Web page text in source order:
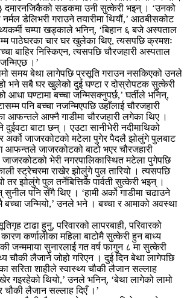
दमारनजिकैको सडकमा उनी सुत्केरी भइन् । ‘उनको
नर्मल डेलिभरी गराउने तयारीमा थियौं,’ आठबीसकोट
चम्पा खड्काले भनिन्, ‘बिहान ६ बजे अस्पताल
पाठेघरका चार घर खुलेका थिए, त्यसपछि क्रमशः
बाहिर निस्किएन, त्यसपछि चौरजहारी अस्पताल
।’
समय बेथा लागेपछि प्रसूति गराउन नसकिएको उनले
भने सबै घर खुलेको दुई घण्टा र दोस्रोपटक सुत्केरी
घण्टामा बच्चा जन्मिसक्नुपर्छ,’ घर्तीले भनिन्,
पनि बच्चा नजन्मिएपछि उहाँलाई चौरजहारी
आफन्तले आफ्नै गाडीमा चौरजहारी लगेका थिए ।
दुईवटा बाटा छन् । एउटा सानीभेरी नदीमाथिको
अर्को जाजरकोटको मटेला पुगेर पैदलै झोलुंगे पुलबाट
आफन्तले जाजरकोटको बाटो भएर चौरजहारी
भेरी नगरपालिकास्थित मटेला पुगेपछि
स्ट्रेचरमा राखेर झोलुंगे पुल तारियो । त्यसपछि
तर झोलुंगे पुल तर्नेबित्तिकै पार्वती सुत्केरी भइन् ।
सुनील पनि सँगै थिए । ‘हामी अर्को गाडीमा चढाउने
बच्चा जन्मियो,’ उनले भने । बच्चा र आमाको अवस्था
टाढा हुनु, परिवारको लापरबाही, परिवारको
कर्णालीका महिला बाटोमै सुत्केरी हुन बाध्य
जन्ममाया सुनारलाई गत वर्ष फागुन ८ मा सुत्केरी
चौकी लैजाने जोहो गरिएन । दुई दिन बेथा लागेपछि
सरिता शाहीले स्वास्थ्य चौकी लैजान सल्लाह
गइरहेको थियो,’ उनले भनिन्, ‘बेथा लागेको लामो
चौकी लैजान सल्लाह दिएँ ।’